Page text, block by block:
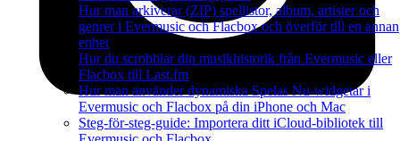
Hur man arkiverar (ZIP) spellistor, album, artister och
genrer i Evermusic och Flacbox och överför till en annan
enhet
Hur du scrobblar din musikhistorik från Evermusic eller
Flacbox till Last.fm
Hur man använder dynamiska Spelas Nu-widgetar i
Evermusic och Flacbox på din iPhone och Mac
Steg-för-steg-guide: Importera ditt iCloud-bibliotek till